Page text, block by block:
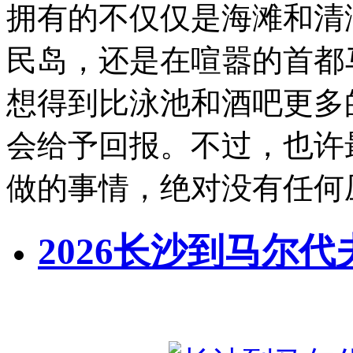
拥有的不仅仅是海滩和
民岛，还是在喧嚣的首
想得到比泳池和酒吧更
会给予回报。不过，也
做的事情，绝对没有任
2026长沙到马尔代